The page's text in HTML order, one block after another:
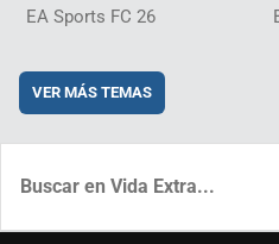
EA Sports FC 26
VER MÁS TEMAS